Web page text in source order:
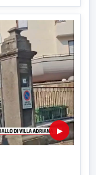
▶